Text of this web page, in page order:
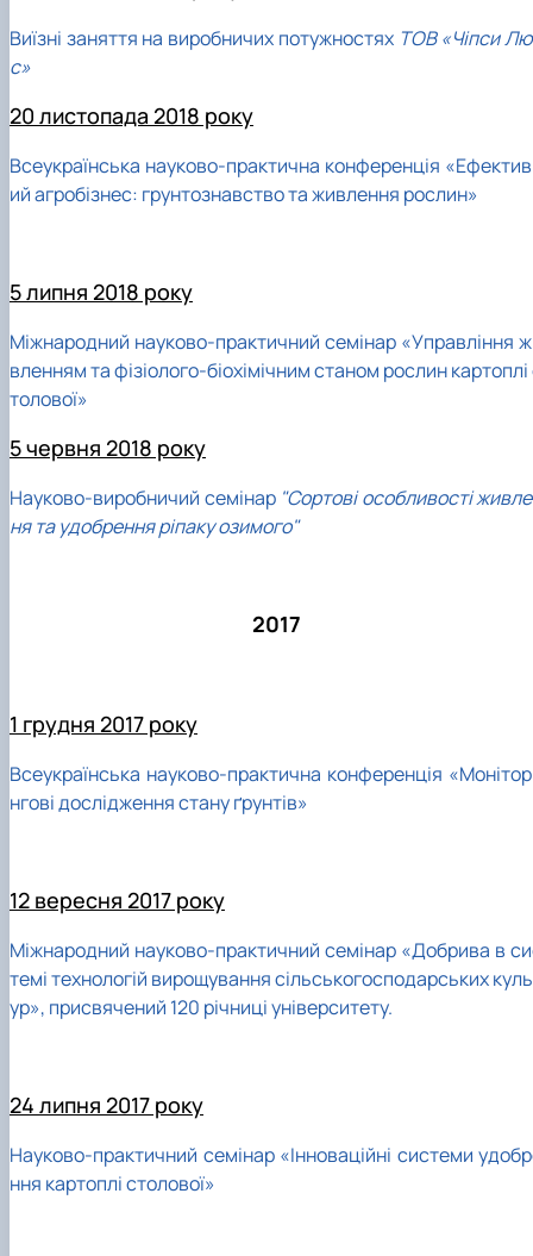
Виїзні заняття на виробничих потужностях ТОВ «Чіпси
с»
20 листопада 2018 року
Всеукраїнська науково-практична конференція
ий агробізнес: грунтознавство та живлення рослин»
5 липня 2018 року
Міжнародний науково-практичний семінар «Управління
вленням та фізіолого-біохімічним станом рослин картоплі
толової»
5 червня 2018 року
Науково-виробничий семінар "Сортові особливості
ня та удобрення ріпаку озимого"
2017
1 грудня 2017 року
Всеукраїнська науково-практична конференція
нгові дослідження стану ґрунтів»
12 вересня 2017 року
Міжнародний науково-практичний семінар «Добрива в
темі технологій вирощування сільськогосподарських
ур», присвячений 120 річниці університету.
24 липня 2017 року
Науково-практичний семінар «Інноваційні системи
ння картоплі столової»